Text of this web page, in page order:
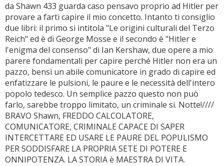
da Shawn 433 guarda caso pensavo proprio ad Hitler per
provare a farti capire il mio concetto. Intanto ti consiglio
due libri: il primo si intitola "Le origini culturali del Terzo
Reich" ed è di George Mosse e il secondo è "Hitler e
l'enigma del consenso" di Ian Kershaw, due opere a mio
parere fondamentali per capire perché Hitler non era un
pazzo, bensì un abile comunicatore in grado di capire ed
enfatizzare le pulsioni, le paure e le necessità dell'intero
popolo tedesco. Un semplice pazzo questo non può
farlo, sarebbe troppo limitato, un criminale si. Notte!////
BRAVO Shawn, FREDDO CALCOLATORE,
COMUNICATORE, CRIMINALE CAPACE DI SAPER
INTERCETTARE ED USARE LE PAURE DEL POPULISMO
PER SODDISFARE LA PROPRIA SETE DI POTERE E
ONNIPOTENZA. LA STORIA è MAESTRA DI VITA.